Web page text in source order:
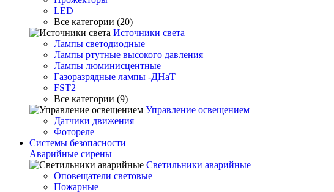
LED
Все категории (20)
Источники света
Лампы светодиодные
Лампы ртутные высокого давления
Лампы люминисцентные
Газоразрядные лампы -ДНаТ
FST2
Все категории (9)
Управление освещением
Датчики движения
Фотореле
Системы безопасности
Аварийные сирены
Светильники аварийные
Оповещатели световые
Пожарные